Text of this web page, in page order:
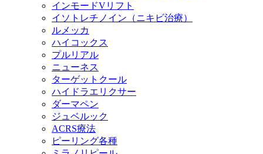
インモードVリフト
イソトレチノイン（ニキビ治療）
ルメッカ
ハイコックス
プルリアル
ニューネス
ターゲットクール
ハイドラエリクサー
ダーマペン
ジュベルック
ACRS療法
ピーリング各種